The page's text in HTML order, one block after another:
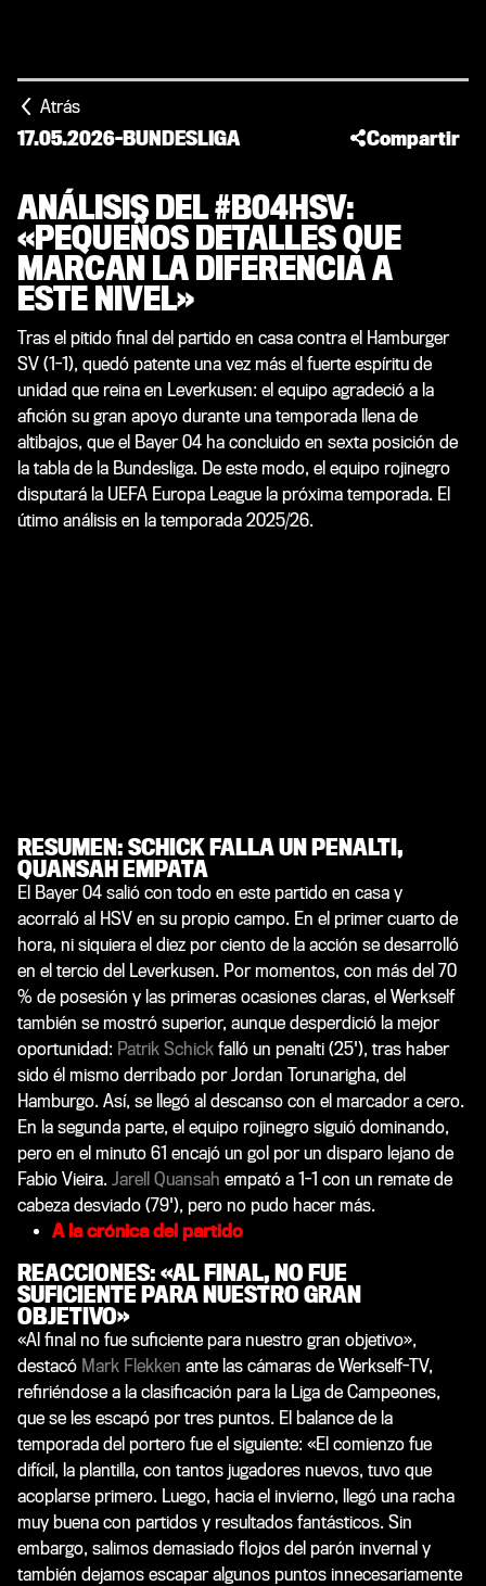
Atrás
17.05.2026-BUNDESLIGA Compartir
ANÁLISIS DEL #B04HSV:
«PEQUEÑOS DETALLES QUE
MARCAN LA DIFERENCIA A
ESTE NIVEL»
Tras el pitido final del partido en casa contra el Hamburger
SV (1-1), quedó patente una vez más el fuerte espíritu de
unidad que reina en Leverkusen: el equipo agradeció a la
afición su gran apoyo durante una temporada llena de
altibajos, que el Bayer 04 ha concluido en sexta posición de
la tabla de la Bundesliga. De este modo, el equipo rojinegro
disputará la UEFA Europa League la próxima temporada. El
útimo análisis en la temporada 2025/26.
RESUMEN: SCHICK FALLA UN PENALTI,
QUANSAH EMPATA
El Bayer 04 salió con todo en este partido en casa y
acorraló al HSV en su propio campo. En el primer cuarto de
hora, ni siquiera el diez por ciento de la acción se desarrolló
en el tercio del Leverkusen. Por momentos, con más del 70
% de posesión y las primeras ocasiones claras, el Werkself
también se mostró superior, aunque desperdició la mejor
oportunidad: Patrik Schick falló un penalti (25'), tras haber
sido él mismo derribado por Jordan Torunarigha, del
Hamburgo. Así, se llegó al descanso con el marcador a cero.
En la segunda parte, el equipo rojinegro siguió dominando,
pero en el minuto 61 encajó un gol por un disparo lejano de
Fabio Vieira. Jarell Quansah empató a 1-1 con un remate de
cabeza desviado (79'), pero no pudo hacer más.
A la crónica del partido
REACCIONES: «AL FINAL, NO FUE
SUFICIENTE PARA NUESTRO GRAN
OBJETIVO»
«Al final no fue suficiente para nuestro gran objetivo»,
destacó Mark Flekken ante las cámaras de Werkself-TV,
refiriéndose a la clasificación para la Liga de Campeones,
que se les escapó por tres puntos. El balance de la
temporada del portero fue el siguiente: «El comienzo fue
difícil, la plantilla, con tantos jugadores nuevos, tuvo que
acoplarse primero. Luego, hacia el invierno, llegó una racha
muy buena con partidos y resultados fantásticos. Sin
embargo, salimos demasiado flojos del parón invernal y
también dejamos escapar algunos puntos innecesariamente